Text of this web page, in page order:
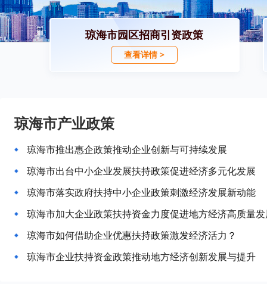
琼海市园区招商引资政策
查看详情 >
琼海市产业政策
琼海市推出惠企政策推动企业创新与可持续发展
琼海市出台中小企业发展扶持政策促进经济多元化发展
琼海市落实政府扶持中小企业政策刺激经济发展新动能
琼海市加大企业政策扶持资金力度促进地方经济高质量
琼海市如何借助企业优惠扶持政策激发经济活力？
琼海市企业扶持资金政策推动地方经济创新发展与提升